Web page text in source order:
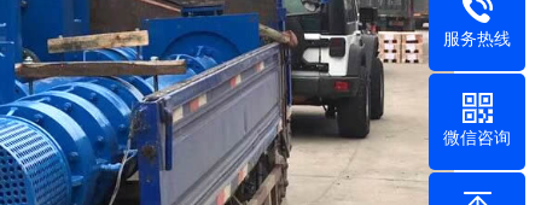
服务热线
微信咨询